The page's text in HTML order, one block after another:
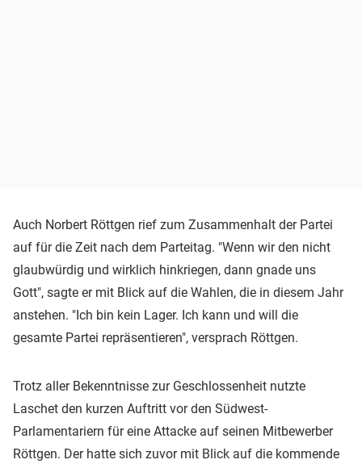
Auch Norbert Röttgen rief zum Zusammenhalt der Partei
auf für die Zeit nach dem Parteitag. "Wenn wir den nicht
glaubwürdig und wirklich hinkriegen, dann gnade uns
Gott", sagte er mit Blick auf die Wahlen, die in diesem Jahr
anstehen. "Ich bin kein Lager. Ich kann und will die
gesamte Partei repräsentieren", versprach Röttgen.
Trotz aller Bekenntnisse zur Geschlossenheit nutzte
Laschet den kurzen Auftritt vor den Südwest-
Parlamentariern für eine Attacke auf seinen Mitbewerber
Röttgen. Der hatte sich zuvor mit Blick auf die kommende